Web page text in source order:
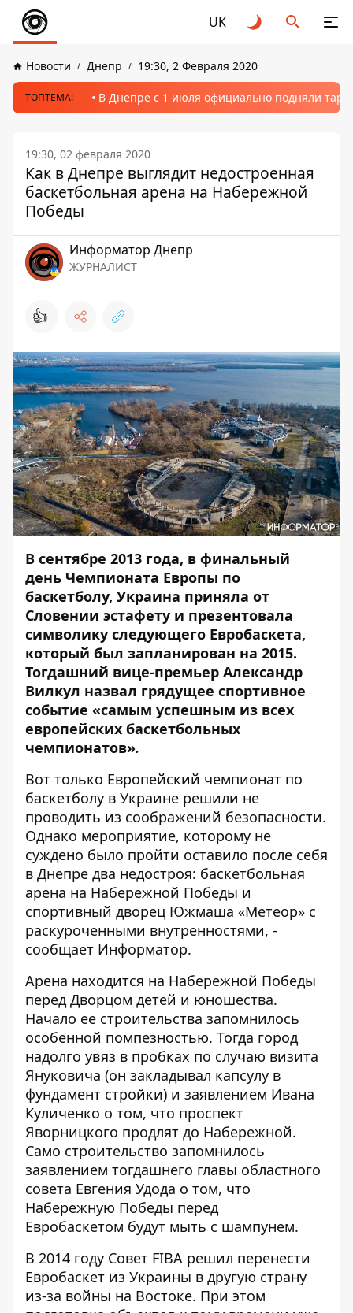
UK
Новости Днепр 19:30, 2 Февраля 2020
ТОПТЕМА: В Днепре с 1 июля официально подняли
19:30, 02 февраля 2020
Как в Днепре выглядит недостроенная
баскетбольная арена на Набережной
Победы
Информатор Днепр
ЖУРНАЛИСТ
👍
В сентябре 2013 года, в финальный
день Чемпионата Европы по
баскетболу, Украина приняла от
Словении эстафету и презентовала
символику следующего Евробаскета,
который был запланирован на 2015.
Тогдашний вице-премьер Александр
Вилкул назвал грядущее спортивное
событие «самым успешным из всех
европейских баскетбольных
чемпионатов».
Вот только Европейский чемпионат по
баскетболу в Украине решили не
проводить из соображений безопасности.
Однако мероприятие, которому не
суждено было пройти оставило после себя
в Днепре два недостроя: баскетбольная
арена на Набережной Победы и
спортивный дворец Южмаша «Метеор» с
раскуроченными внутренностями, -
сообщает Информатор.
Арена находится на Набережной Победы
перед Дворцом детей и юношества.
Начало ее строительства запомнилось
особенной помпезностью. Тогда город
надолго увяз в пробках по случаю визита
Януковича (он закладывал капсулу в
фундамент стройки) и заявлением Ивана
Куличенко о том, что проспект
Яворницкого продлят до Набережной.
Само строительство запомнилось
заявлением тогдашнего главы областного
совета Евгения Удода о том, что
Набережную Победы перед
Евробаскетом будут мыть с шампунем.
В 2014 году Совет FIBA решил перенести
Евробаскет из Украины в другую страну
из-за войны на Востоке. При этом